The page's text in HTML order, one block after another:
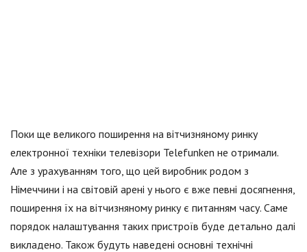
Поки ще великого поширення на вітчизняному ринку
електронної техніки телевізори Telefunken не отримали.
Але з урахуванням того, що цей виробник родом з
Німеччини і на світовій арені у нього є вже певні досягнення,
поширення їх на вітчизняному ринку є питанням часу. Саме
порядок налаштування таких пристроїв буде детально далі
викладено. Також будуть наведені основні технічні